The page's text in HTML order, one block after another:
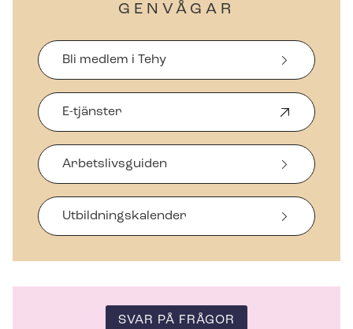
GENVÅGAR
Bli medlem i Tehy
E-tjänster
p
n
a
s
i
t
Arbetslivsguiden
Ut­bild­nings­ka­len­der
SVAR PÅ FRÅGOR